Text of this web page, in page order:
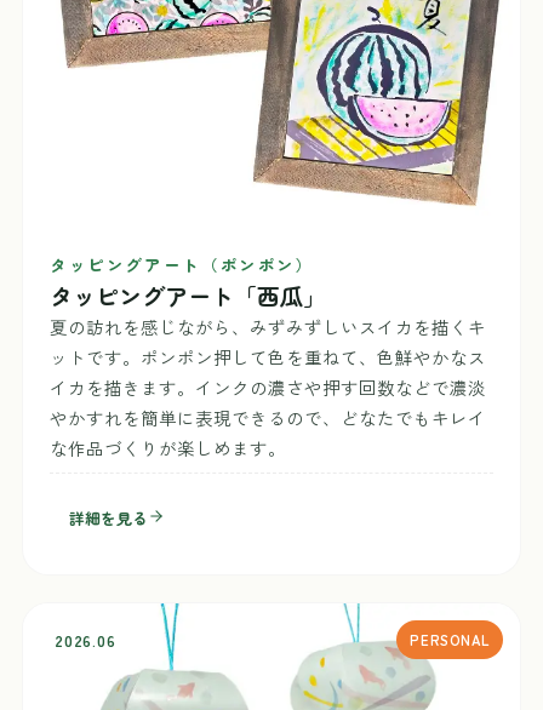
タッピングアート（ポンポン）
タッピングアート「西瓜」
夏の訪れを感じながら、みずみずしいスイカを描くキ
ットです。ポンポン押して色を重ねて、色鮮やかなス
イカを描きます。インクの濃さや押す回数などで濃淡
やかすれを簡単に表現できるので、どなたでもキレイ
な作品づくりが楽しめます。
詳細を見る
2026.06 PERSONAL